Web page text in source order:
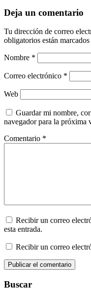
Deja un comentario
Tu dirección de correo
obligatorios están marcados
Nombre *
Correo electrónico *
Web
Guardar mi nombre,
navegador para la próxima
Comentario *
Recibir un correo
esta entrada.
Recibir un correo
Buscar